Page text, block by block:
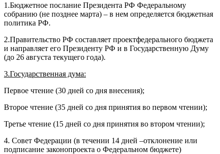
1.Бюджетное послание Президента РФ Федеральному
собранию (не позднее марта) – в нем определяется бюджетная
политика РФ.
2.Правительство РФ составляет проектфедерального бюджета
и направляет его Президенту РФ и в Государственную Думу
(до 26 августа текущего года).
3.Государственная дума:
Первое чтение (30 дней со дня внесения);
Второе чтение (35 дней со дня принятия во первом чтении);
Третье чтение (15 дней со дня принятия во втором чтении);
4. Совет Федерации (в течении 14 дней –отклонение или
подписание законопроекта о Федеральном бюджете)